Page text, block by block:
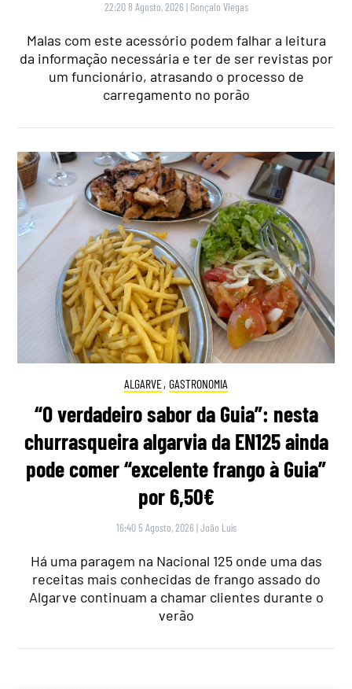
22:20 8 Agosto, 2026 | Gonçalo Viegas
Malas com este acessório podem falhar a leitura
da informação necessária e ter de ser revistas por
um funcionário, atrasando o processo de
carregamento no porão
ALGARVE, GASTRONOMIA
“O verdadeiro sabor da Guia”: nesta
churrasqueira algarvia da EN125 ainda
pode comer “excelente frango à Guia”
por 6,50€
16:40 5 Agosto, 2026 |João Luís
Há uma paragem na Nacional 125 onde uma das
receitas mais conhecidas de frango assado do
Algarve continuam a chamar clientes durante o
verão